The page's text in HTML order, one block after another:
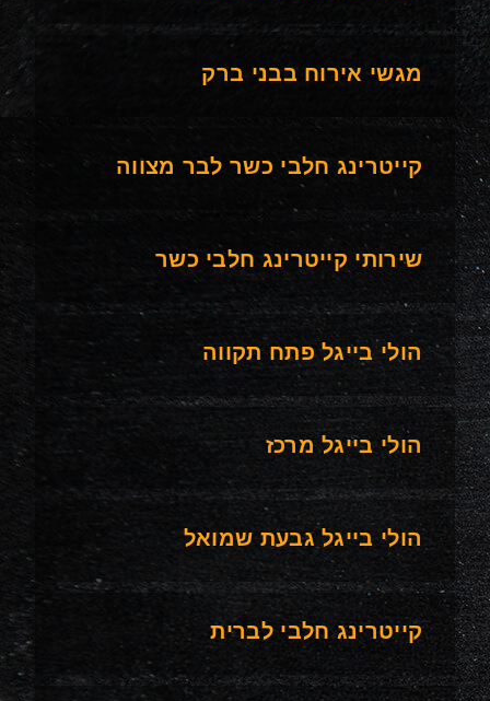
מגשי אירוח בבני ברק
קייטרינג חלבי כשר לבר מצווה
שירותי קייטרינג חלבי כשר
הולי בייגל פתח תקווה
הולי בייגל מרכז
הולי בייגל גבעת שמואל
קייטרינג חלבי לברית